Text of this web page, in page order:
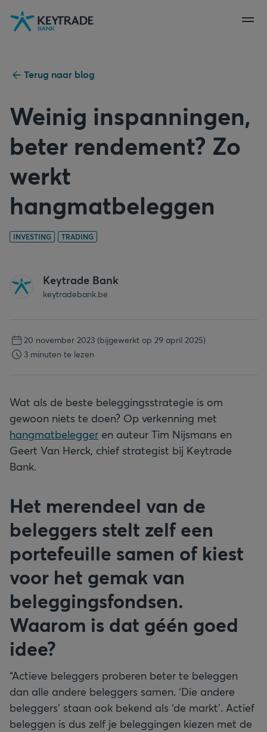
Naar
navigatie
Naar
aanmelden
Naar
inhoud
Terug naar blog
Weinig inspanningen,
beter rendement? Zo
werkt
hangmatbeleggen
INVESTING TRADING
Keytrade Bank
keytradebank.be
20 november 2023 (bijgewerkt op 29 april 2025)
3 minuten te lezen
Wat als de beste beleggingsstrategie is om
gewoon niets te doen? Op verkenning met
hangmatbelegger en auteur Tim Nijsmans en
Geert Van Herck, chief strategist bij Keytrade
Bank.
Het merendeel van de
beleggers stelt zelf een
portefeuille samen of kiest
voor het gemak van
beleggingsfondsen.
Waarom is dat géén goed
idee?
“Actieve beleggers proberen beter te beleggen
dan alle andere beleggers samen. ‘Die andere
beleggers’ staan ook bekend als ‘de markt’. Actief
beleggen is dus zelf je beleggingen kiezen met de